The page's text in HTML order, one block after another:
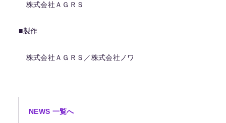
株式会社ＡＧＲＳ
■製作
株式会社ＡＧＲＳ／株式会社ノワ
NEWS 一覧へ